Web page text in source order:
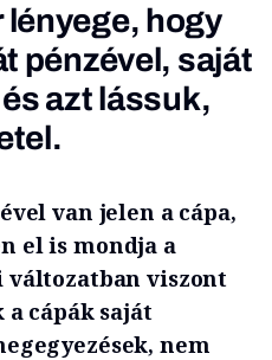
lényege, hogy
pénzével, saját
azt lássuk,
van jelen a cápa,
el is mondja a
viszont
cápák saját
nem